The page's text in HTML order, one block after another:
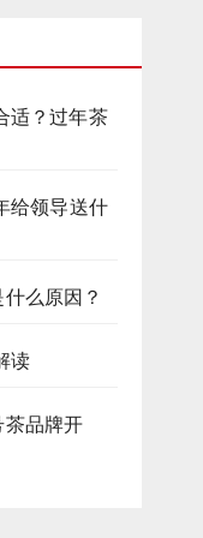
适？过年茶
给领导送什
么原因？
读
茶品牌开